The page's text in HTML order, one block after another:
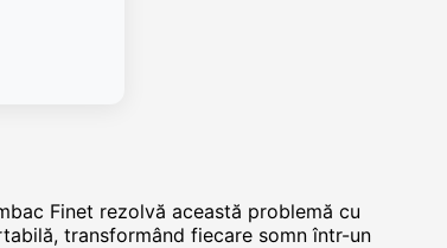
Finet rezolvă această problemă cu
transformând fiecare somn într-un